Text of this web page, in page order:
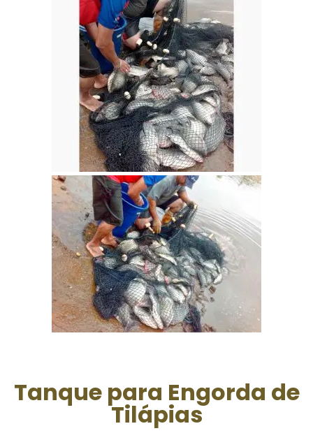
Tanque para Engorda de
Tilápias